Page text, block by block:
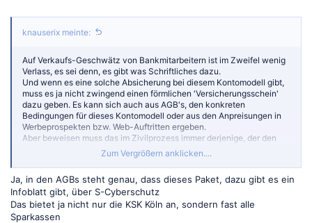
knauserix meinte:
Auf Verkaufs-Geschwätz von Bankmitarbeitern ist im Zweifel wenig
Verlass, es sei denn, es gibt was Schriftliches dazu.
Und wenn es eine solche Absicherung bei diesem Kontomodell gibt,
muss es ja nicht zwingend einen förmlichen 'Versicherungsschein'
dazu geben. Es kann sich auch aus AGB's, den konkreten
Bedingungen für dieses Kontomodell oder aus den Anpreisungen in
Werbeprospekten bzw. Web-Auftritten ergeben.
Aber beweisen muss das im Zivilprozess immer derjenige, der den
Anspruch geltend macht (bzgl. Versicherung/vereinbarter
Zum Vergrößern anklicken....
Ja, in den AGBs steht genau, dass dieses Paket, dazu gibt es ein
Infoblatt gibt, über S-Cyberschutz
Das bietet ja nicht nur die KSK Köln an, sondern fast alle
Sparkassen